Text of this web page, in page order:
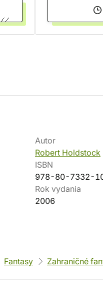
Autor
Robert Holdstock
ISBN
978-80-7332-
Rok vydania
2006
Fantasy Zahraničné